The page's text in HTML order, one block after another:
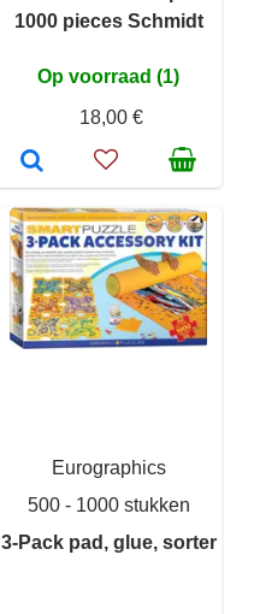
1000 pieces Schmidt
Op voorraad (1)
18,00 €
Eurographics
500 - 1000 stukken
3-Pack pad, glue, sorter